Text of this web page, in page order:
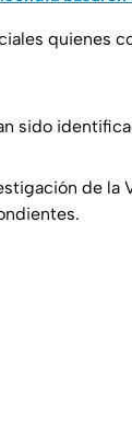
quienes
sido
de la